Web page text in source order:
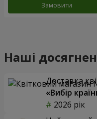
Замовити
Наші
Доставка
«Вибір
2026 рік